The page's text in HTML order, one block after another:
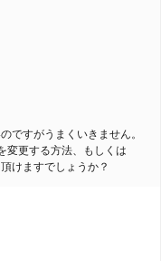
すがうまくいきません。
変更する方法、もしくは
けますでしょうか？